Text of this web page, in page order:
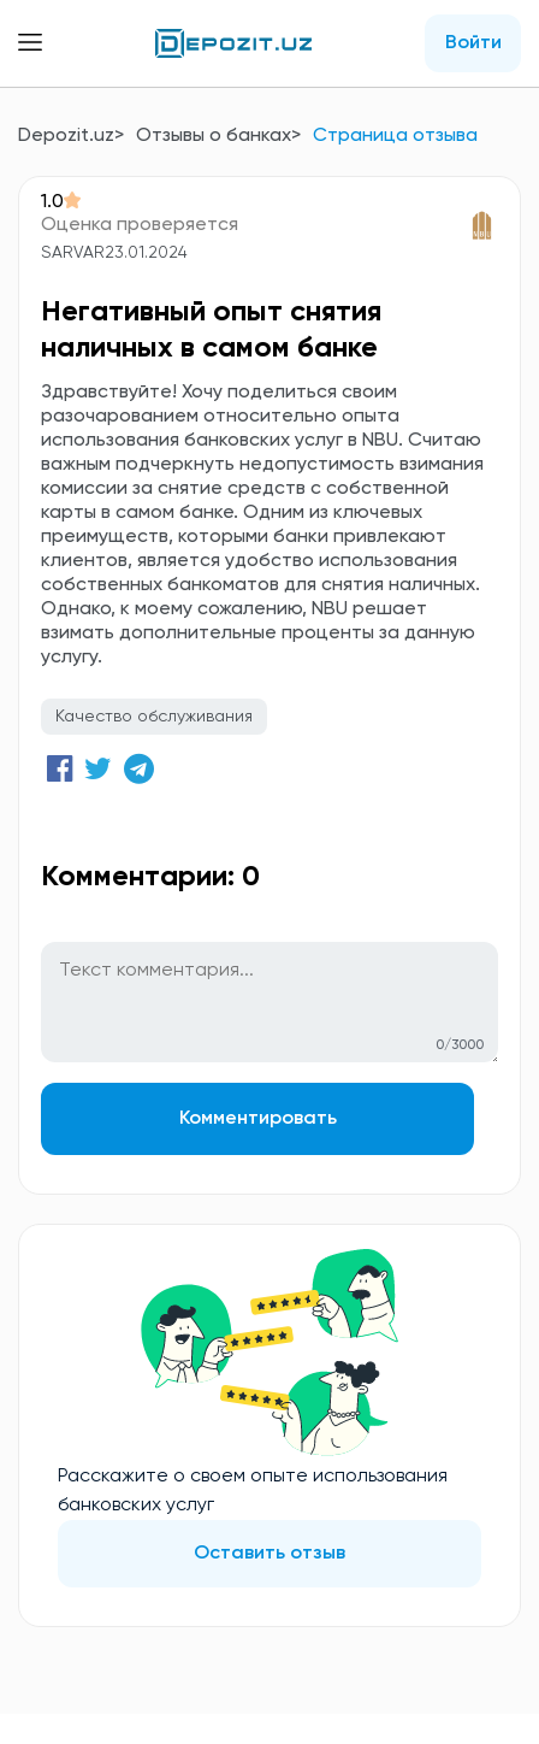
Войти
Depozit.uz Отзывы о банках Страница отзыва
1.0
Оценка проверяется
SARVAR23.01.2024
Негативный опыт снятия
наличных в самом банке
Здравствуйте! Хочу поделиться своим
разочарованием относительно опыта
использования банковских услуг в NBU. Считаю
важным подчеркнуть недопустимость взимания
комиссии за снятие средств с собственной
карты в самом банке. Одним из ключевых
преимуществ, которыми банки привлекают
клиентов, является удобство использования
собственных банкоматов для снятия наличных.
Однако, к моему сожалению, NBU решает
взимать дополнительные проценты за данную
услугу.
Качество обслуживания
Комментарии: 0
0/3000
Комментировать
Расскажите о своем опыте использования
банковских услуг
Оставить отзыв